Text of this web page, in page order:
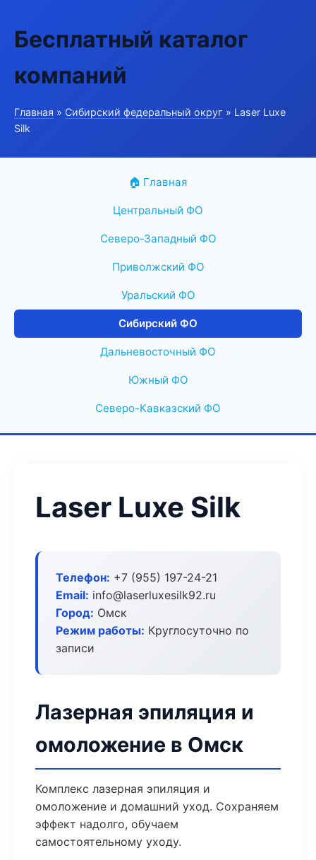
Бесплатный каталог
компаний
Главная » Сибирский федеральный округ » Laser Luxe
Silk
🏠 Главная
Центральный ФО
Северо-Западный ФО
Приволжский ФО
Уральский ФО
Сибирский ФО
Дальневосточный ФО
Южный ФО
Северо-Кавказский ФО
Laser Luxe Silk
Телефон: +7 (955) 197-24-21
Email: info@laserluxesilk92.ru
Город: Омск
Режим работы: Круглосуточно по
записи
Лазерная эпиляция и
омоложение в Омск
Комплекс лазерная эпиляция и
омоложение и домашний уход. Сохраняем
эффект надолго, обучаем
самостоятельному уходу.